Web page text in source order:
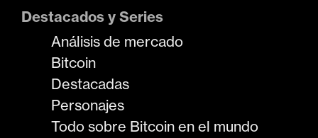
Destacados y Series
Análisis de mercado
Bitcoin
Destacadas
Personajes
Todo sobre Bitcoin en el mundo